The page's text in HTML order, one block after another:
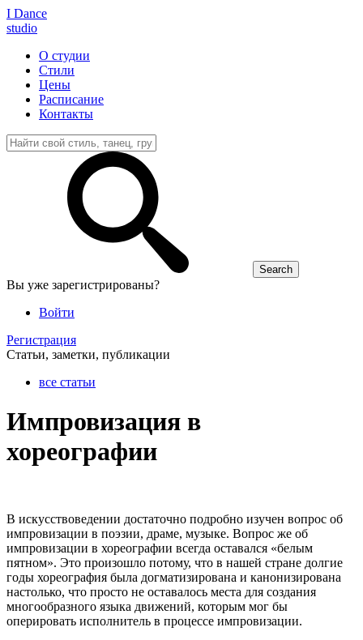
I Dance
studio
О студии
Стили
Цены
Расписание
Контакты
Вы уже зарегистрированы?
Войти
Регистрация
Статьи, заметки, публикации
все статьи
Импровизация в
хореографии
В искусствоведении достаточно подробно изучен вопрос об
импровизации в поэзии, драме, музыке. Вопрос же об
импровизации в хореографии всегда оставался «белым
пятном». Это произошло потому, что в нашей стране долгие
годы хореография была догматизирована и канонизирована
настолько, что просто не оставалось места для создания
многообразного языка движений, которым мог бы
оперировать исполнитель в процессе импровизации.